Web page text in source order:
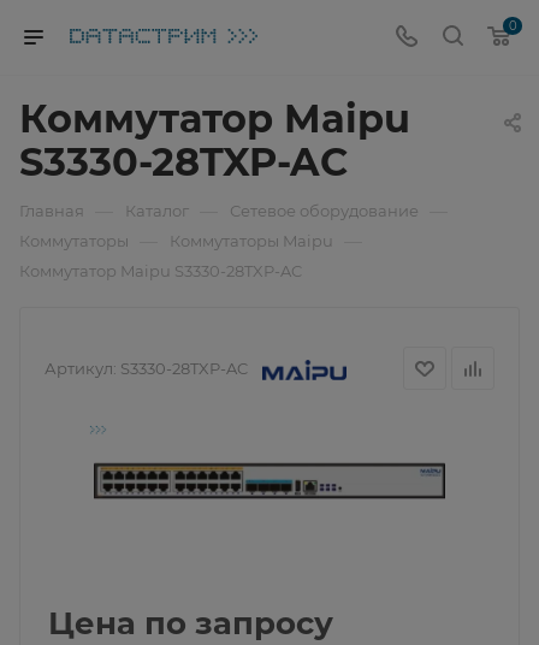
0
Коммутатор Maipu
S3330-28TXP-AC
Главная Каталог Сетевое оборудование
Коммутаторы Коммутаторы Maipu
Коммутатор Maipu S3330-28TXP-AC
Артикул: S3330-28TXP-AC
Цена по запросу